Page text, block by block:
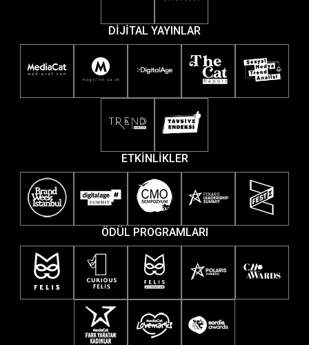
DİJİTAL YAYINLAR
ETKİNLİKLER
ÖDÜL PROGRAMLARI